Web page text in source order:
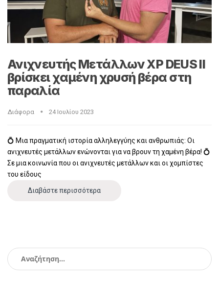
Ανιχνευτής Μετάλλων XP DEUS II
βρίσκει χαμένη χρυσή βέρα στη
παραλία
Διάφορα 24 Ιουλίου 2023
💍 Μια πραγματική ιστορία αλληλεγγύης και ανθρωπιάς: Οι
ανιχνευτές μετάλλων ενώνονται για να βρουν τη χαμένη βέρα! 💍
Σε μια κοινωνία που οι ανιχνευτές μετάλλων και οι χομπίστες
του είδους
Διαβάστε περισσότερα
Αναζήτηση
για: